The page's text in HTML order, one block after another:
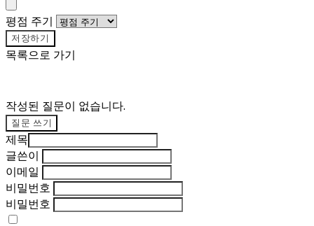
평점 주기
저장하기
목록으로 가기
작성된 질문이 없습니다.
질문 쓰기
제목
글쓴이
이메일
비밀번호
비밀번호